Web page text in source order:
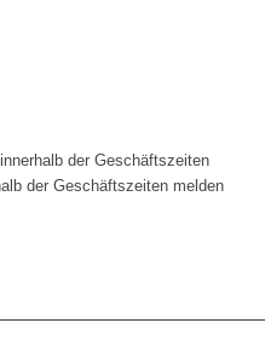
der Geschäftszeiten
der Geschäftszeiten melden